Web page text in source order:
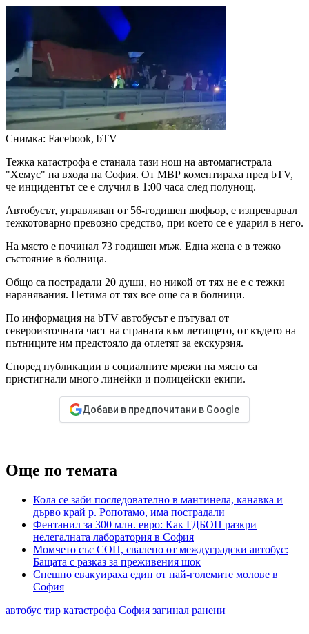
Снимка: Facebook, bTV
Тежка катастрофа е станала тази нощ на автомагистрала
"Хемус" на входа на София. От МВР коментираха пред bTV,
че инцидентът се е случил в 1:00 часа след полунощ.
Автобусът, управляван от 56-годишен шофьор, е изпреварвал
тежкотоварно превозно средство, при което се е ударил в него.
На място е починал 73 годишен мъж. Една жена е в тежко
състояние в болница.
Общо са пострадали 20 души, но никой от тях не е с тежки
наранявания. Петима от тях все още са в болници.
По информация на bTV автобусът е пътувал от
североизточната част на страната към летището, от където на
пътниците им предстояло да отлетят за екскурзия.
Според публикации в социалните мрежи на място са
пристигнали много линейки и полицейски екипи.
Добави в предпочитани в Google
Още по темата
Кола се заби последователно в мантинела, канавка и
дърво край р. Ропотамо, има пострадали
Фентанил за 300 млн. евро: Как ГДБОП разкри
нелегалната лаборатория в София
Mомчето със СОП, свалено от междуградски автобус:
Бащата с разказ за преживения шок
Спешно евакуираха един от най-големите молове в
София
автобус тир катастрофа София загинал ранени